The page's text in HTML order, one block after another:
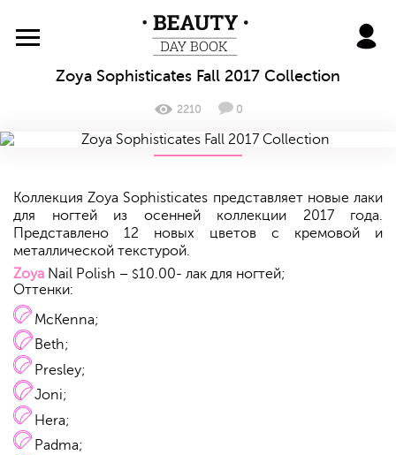
BeautyDayBook
Zoya Sophisticates Fall 2017 Collection
2210 0
Коллекция Zoya Sophisticates представляет новые лаки
для ногтей из осенней коллекции 2017 года.
Представлено 12 новых цветов с кремовой и
металлической текстурой.
Zoya Nail Polish – $10.00- лак для ногтей;
Оттенки:
McKenna;
Beth;
Presley;
Joni;
Hera;
Padma;